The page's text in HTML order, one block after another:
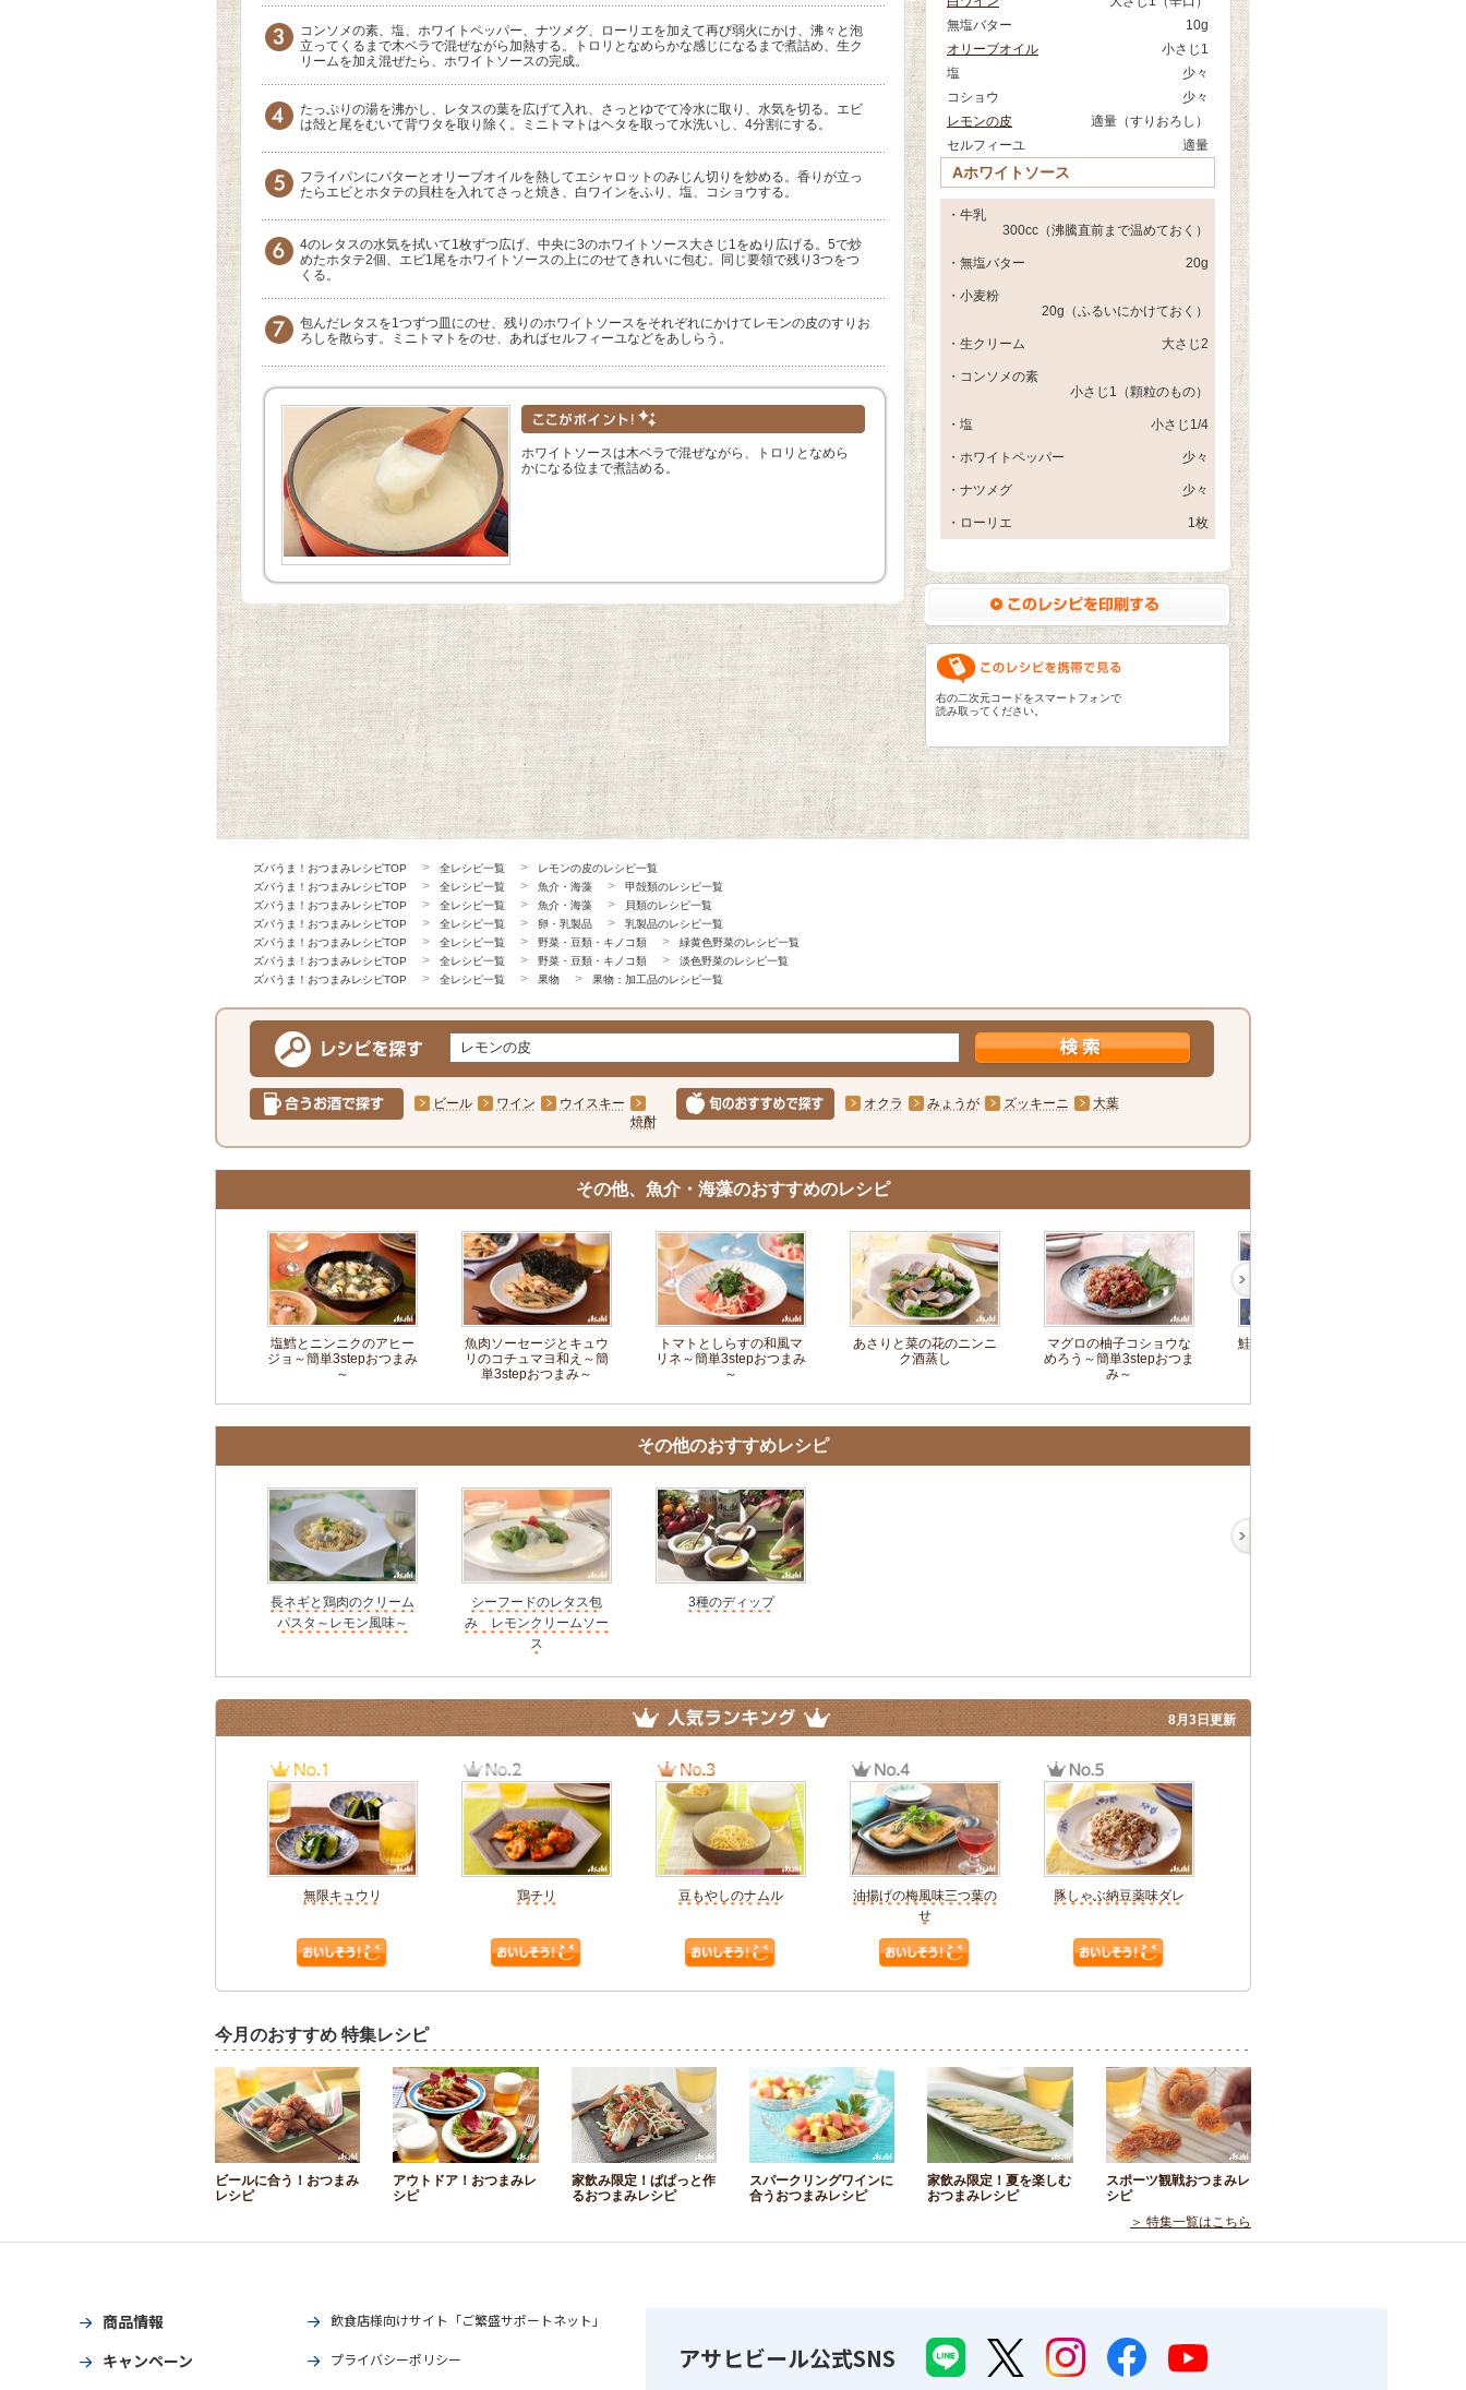
コンソメの素、塩、ホワイトペッパー、ナツメグ、ローリエを加えて再び弱火にかけ、沸々と泡
立ってくるまで木ベラで混ぜながら加熱する。トロリとなめらかな感じになるまで煮詰め、生ク
リームを加え混ぜたら、ホワイトソースの完成。
たっぷりの湯を沸かし、レタスの葉を広げて入れ、さっとゆでて冷水に取り、水気を切る。エビ
は殻と尾をむいて背ワタを取り除く。ミニトマトはヘタを取って水洗いし、4分割にする。
フライパンにバターとオリーブオイルを熱してエシャロットのみじん切りを炒める。香りが立っ
たらエビとホタテの貝柱を入れてさっと焼き、白ワインをふり、塩、コショウする。
4のレタスの水気を拭いて1枚ずつ広げ、中央に3のホワイトソース大さじ1をぬり広げる。5で炒
めたホタテ2個、エビ1尾をホワイトソースの上にのせてきれいに包む。同じ要領で残り3つをつ
くる。
包んだレタスを1つずつ皿にのせ、残りのホワイトソースをそれぞれにかけてレモンの皮のすりお
ろしを散らす。ミニトマトをのせ、あればセルフィーユなどをあしらう。
ホワイトソースは木ベラで混ぜながら、トロリとなめら
かになる位まで煮詰める。
無塩バター
10g
オリーブオイル
小さじ1
塩
少々
コショウ
少々
レモンの皮
適量（すりおろし）
セルフィーユ
適量
Aホワイトソース
・牛乳
300cc（沸騰直前まで温めておく）
・無塩バター 20g
・小麦粉
20g（ふるいにかけておく）
・生クリーム 大さじ2
・コンソメの素
小さじ1（顆粒のもの）
・塩 小さじ1/4
・ホワイトペッパー 少々
・ナツメグ 少々
・ローリエ 1枚
右の二次元コードをスマートフォンで
読み取ってください。
ズバうま！おつまみレシピTOP 全レシピ一覧
レモンの皮のレシピ一覧
ズバうま！おつまみレシピTOP
全レシピ一覧 魚介・海藻
甲殻類のレシピ一覧
ズバうま！おつまみレシピTOP
全レシピ一覧 魚介・海藻
貝類のレシピ一覧
ズバうま！おつまみレシピTOP
全レシピ一覧 卵・乳製品
乳製品のレシピ一覧
ズバうま！おつまみレシピTOP
全レシピ一覧 野菜・豆類・キノコ類
緑黄色野菜のレシピ一覧
ズバうま！おつまみレシピTOP
全レシピ一覧 野菜・豆類・キノコ類
淡色野菜のレシピ一覧
ズバうま！おつまみレシピTOP
全レシピ一覧 果物 果物：加工品のレシピ一覧
ビール ワイン
ウイスキー
焼酎
オクラ みょうが ズッキーニ 大葉
その他、魚介・海藻のおすすめのレシピ
塩鱈とニンニクのアヒー
ジョ～簡単3stepおつまみ
～
魚肉ソーセージとキュウ
リのコチュマヨ和え～簡
単3stepおつまみ～
トマトとしらすの和風マ
リネ～簡単3stepおつまみ
～
あさりと菜の花のニンニ
ク酒蒸し
マグロの柚子コショウな
めろう～簡単3stepおつま
み～
鮭の照りマヨ～簡単3step
その他のおすすめレシピ
長ネギと鶏肉のクリーム
パスタ～レモン風味～
シーフードのレタス包
み レモンクリームソー
ス
3種のディップ
無限キュウリ 鶏チリ 豆もやしのナムル
油揚げの梅風味三つ葉の
せ
豚しゃぶ納豆薬味ダレ
8月3日更新
今月のおすすめ 特集レシピ
ビールに合う！おつまみ
レシピ
アウトドア！おつまみレ
シピ
家飲み限定！ぱぱっと作
るおつまみレシピ
スパークリングワインに
合うおつまみレシピ
家飲み限定！夏を楽しむ
おつまみレシピ
スポーツ観戦おつまみレ
シピ
＞ 特集一覧はこちら
商品情報
キャンペーン
飲食店様向けサイト「ご繁盛サポートネット」
プライバシーポリシー アサヒビール公式SNS